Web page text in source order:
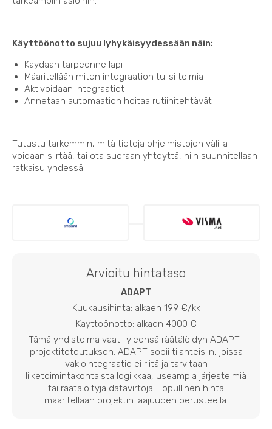
Käyttöönotto sujuu lyhykäisyydessään näin:
Käydään tarpeenne läpi
Määritellään miten integraation tulisi toimia
Aktivoidaan integraatiot
Annetaan automaation hoitaa rutiinitehtävät
Tutustu tarkemmin, mitä tietoja ohjelmistojen välillä
voidaan siirtää, tai ota suoraan yhteyttä, niin suunnitellaan
ratkaisu yhdessä!
Arvioitu hintataso
ADAPT
Kuukausihinta: alkaen 199 €/kk
Käyttöönotto: alkaen 4000 €
Tämä yhdistelmä vaatii yleensä räätälöidyn ADAPT-
projektitoteutuksen. ADAPT sopii tilanteisiin, joissa
vakiointegraatio ei riitä ja tarvitaan
liiketoimintakohtaista logiikkaa, useampia järjestelmiä
tai räätälöityjä datavirtoja. Lopullinen hinta
määritellään projektin laajuuden perusteella.